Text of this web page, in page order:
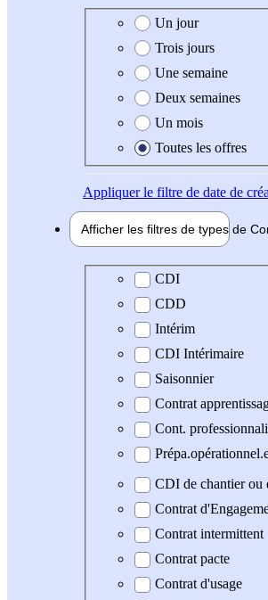
Date de création de l'offre
Un jour
Trois jours
Une semaine
Deux semaines
Un mois
Toutes les offres
Appliquerle filtre de date de
Afficher les filtres de types de
Type de contrat
CDI
CDD
Intérim
CDI Intérimaire
Saisonnier
Contrat
Cont.
CDI de chantier ou
Contrat
Contrat intermittent
Contrat pacte
Contrat d'usage